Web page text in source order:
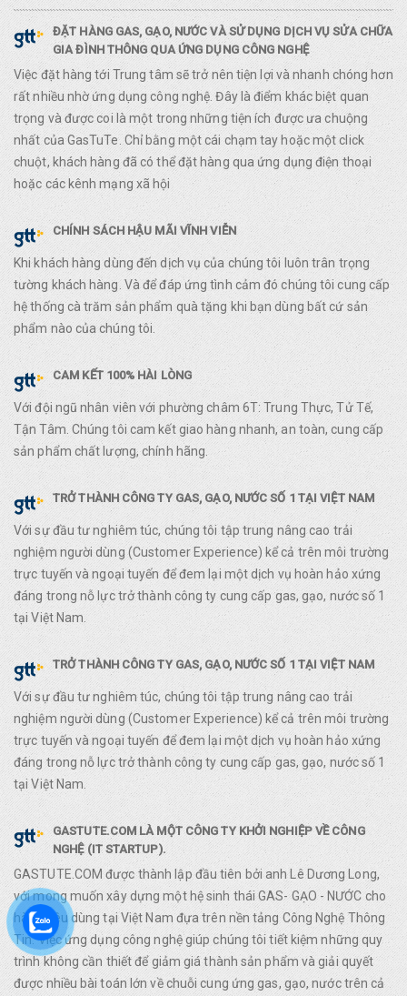
ĐẶT HÀNG GAS, GẠO, NƯỚC VÀ SỬ DỤNG DỊCH VỤ SỬA CHỮA
GIA ĐÌNH THÔNG QUA ỨNG DỤNG CÔNG NGHỆ
Việc đặt hàng tới Trung tâm sẽ trở nên tiện lợi và nhanh chóng hơn
rất nhiều nhờ ứng dụng công nghệ. Đây là điểm khác biệt quan
trọng và được coi là một trong những tiện ích được ưa chuộng
nhất của GasTuTe. Chỉ bằng một cái chạm tay hoặc một click
chuột, khách hàng đã có thể đặt hàng qua ứng dụng điện thoại
hoặc các kênh mạng xã hội
CHÍNH SÁCH HẬU MÃI VĨNH VIỄN
Khi khách hàng dùng đến dịch vụ của chúng tôi luôn trân trọng
tường khách hàng. Và để đáp ứng tình cảm đó chúng tôi cung cấp
hệ thống cà trăm sản phẩm quà tặng khi bạn dùng bất cứ sản
phẩm nào của chúng tôi.
CAM KẾT 100% HÀI LÒNG
Với đội ngũ nhân viên với phường châm 6T: Trung Thực, Tử Tế,
Tận Tâm. Chúng tôi cam kết giao hàng nhanh, an toàn, cung cấp
sản phẩm chất lượng, chính hãng.
TRỞ THÀNH CÔNG TY GAS, GẠO, NƯỚC SỐ 1 TẠI VIỆT NAM
Với sự đầu tư nghiêm túc, chúng tôi tập trung nâng cao trải
nghiệm người dùng (Customer Experience) kể cả trên môi trường
trực tuyến và ngoại tuyến để đem lại một dịch vụ hoàn hảo xứng
đáng trong nỗ lực trở thành công ty cung cấp gas, gạo, nước số 1
tại Việt Nam.
TRỞ THÀNH CÔNG TY GAS, GẠO, NƯỚC SỐ 1 TẠI VIỆT NAM
Với sự đầu tư nghiêm túc, chúng tôi tập trung nâng cao trải
nghiệm người dùng (Customer Experience) kể cả trên môi trường
trực tuyến và ngoại tuyến để đem lại một dịch vụ hoàn hảo xứng
đáng trong nỗ lực trở thành công ty cung cấp gas, gạo, nước số 1
tại Việt Nam.
GASTUTE.COM LÀ MỘT CÔNG TY KHỞI NGHIỆP VỀ CÔNG
NGHỆ (IT STARTUP).
GASTUTE.COM được thành lập đầu tiên bởi anh Lê Dương Long,
với mong muốn xây dựng một hệ sinh thái GAS- GẠO - NƯỚC cho
hàng tiêu dùng tại Việt Nam đựa trên nền tảng Công Nghệ Thông
Tin. Việc ứng dụng công nghệ giúp chúng tôi tiết kiệm những quy
trình không cần thiết để giảm giá thành sản phẩm và giải quyết
được nhiều bài toán lớn về chuỗi cung ứng gas, gạo, nước trên cả